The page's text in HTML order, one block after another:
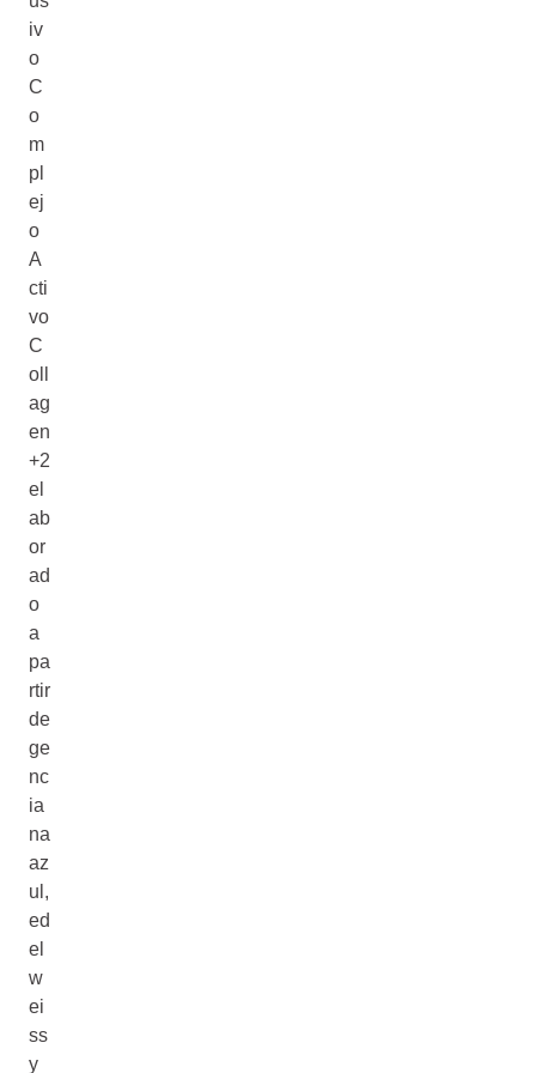
iv
o
C
o
m
pl
ej
o
A
cti
vo
C
oll
ag
en
+2
el
ab
or
ad
o
a
pa
rtir
de
ge
nc
ia
na
az
ul,
ed
el
w
ei
ss
y